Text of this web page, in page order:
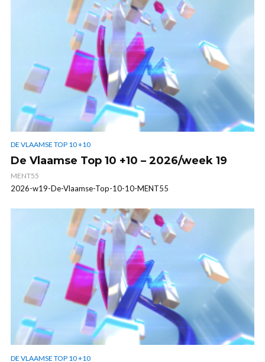
DE VLAAMSE TOP 10 +10
De Vlaamse Top 10 +10 – 2026/week 19
MENT55
2026-w19-De-Vlaamse-Top-10-10-MENT55
DE VLAAMSE TOP 10 +10